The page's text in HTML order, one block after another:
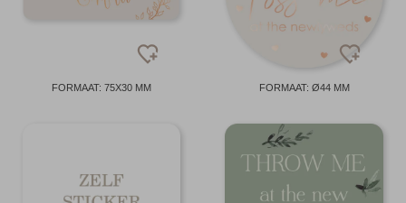
FORMAAT: 75X30 MM FORMAAT: Ø44 MM